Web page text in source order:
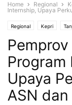
Home Regional
Internship, Upaya
Regional Kepri
Program
Upaya
ASN